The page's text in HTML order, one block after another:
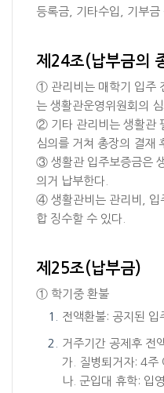
등록금, 기타수입, 기부금
제24조(납부금의
① 관리비는 매학기 입주
는 생활관운영위원회의
② 기타 관리비는 생활관
심의를 거쳐 총장의 결재
③ 생활관 입주보증금은
의거 납부한다.
④ 생활관비는 관리비, 입
합 징수할 수 있다.
제25조(납부금)
① 학기중 환불
전액환불: 공지된 입
거주기간 공제후 전
가. 질병퇴거자: 4주
나. 군입대 휴학: 입